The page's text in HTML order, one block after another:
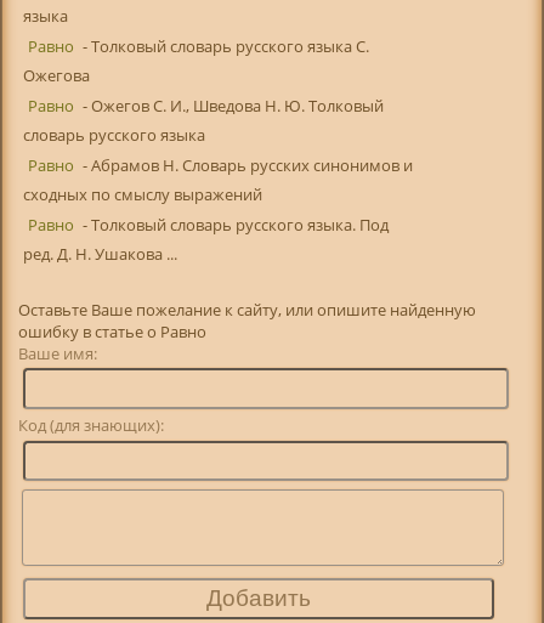
языка
Равно - Толковый словарь русского языка С.
Ожегова
Равно - Ожегов С. И., Шведова Н. Ю. Толковый
словарь русского языка
Равно - Абрамов Н. Словарь русских синонимов и
сходных по смыслу выражений
Равно - Толковый словарь русского языка. Под
ред. Д. Н. Ушакова ...
Оставьте Ваше пожелание к сайту, или опишите найденную
ошибку в статье о Равно
Ваше имя:
Код (для знающих):